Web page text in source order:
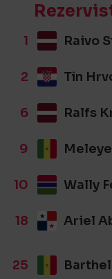
1 Raivo
2 Tin
6 Ralfs
9
10 Wally
18 Ariel
25